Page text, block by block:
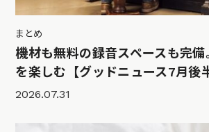
まとめ
機材も無料の録音スペースも完
を楽しむ【グッドニュース7月後
2026.07.31